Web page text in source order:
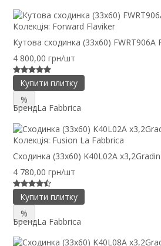
Колекція: Forward Flaviker
Кутова сходинка (33x60)
4 800,00 грн/шт
Купити плитку
%
БрендLa Fabbrica
Колекція: Fusion La Fabbrica
Сходинка (33x60) K40L02A
4 780,00 грн/шт
Купити плитку
%
БрендLa Fabbrica